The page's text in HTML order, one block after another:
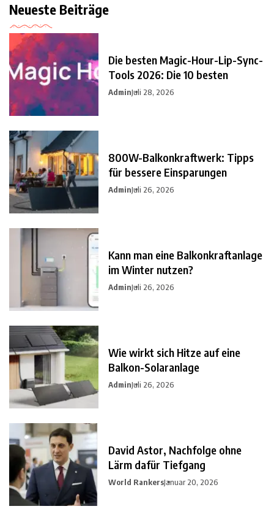
Neueste Beiträge
Die besten Magic-Hour-Lip-Sync-
Tools 2026: Die 10 besten
AdminJuli 28, 2026
800W-Balkonkraftwerk: Tipps
für bessere Einsparungen
AdminJuli 26, 2026
Kann man eine Balkonkraftanlage
im Winter nutzen?
AdminJuli 26, 2026
Wie wirkt sich Hitze auf eine
Balkon-Solaranlage
AdminJuli 26, 2026
David Astor, Nachfolge ohne
Lärm dafür Tiefgang
World RankersJanuar 20, 2026